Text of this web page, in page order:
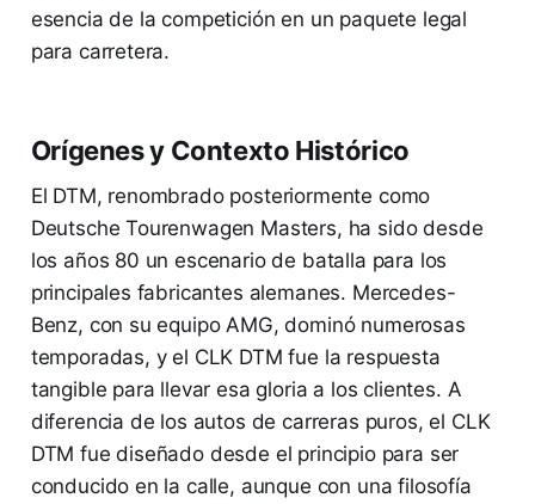
esencia de la competición en un paquete legal
para carretera.
Orígenes y Contexto Histórico
El DTM, renombrado posteriormente como
Deutsche Tourenwagen Masters, ha sido desde
los años 80 un escenario de batalla para los
principales fabricantes alemanes. Mercedes-
Benz, con su equipo AMG, dominó numerosas
temporadas, y el CLK DTM fue la respuesta
tangible para llevar esa gloria a los clientes. A
diferencia de los autos de carreras puros, el CLK
DTM fue diseñado desde el principio para ser
conducido en la calle, aunque con una filosofía